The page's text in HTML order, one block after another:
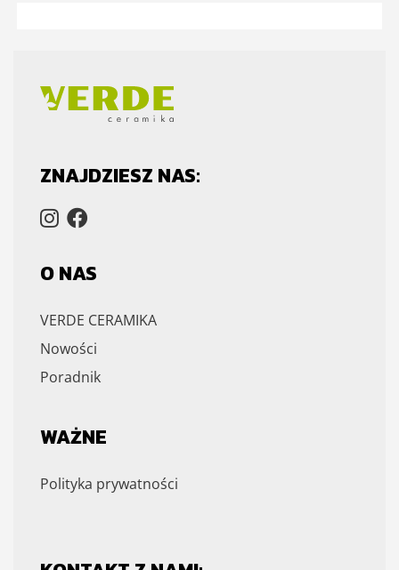
ZNAJDZIESZ NAS:
O NAS
VERDE CERAMIKA
Nowości
Poradnik
WAŻNE
Polityka prywatności